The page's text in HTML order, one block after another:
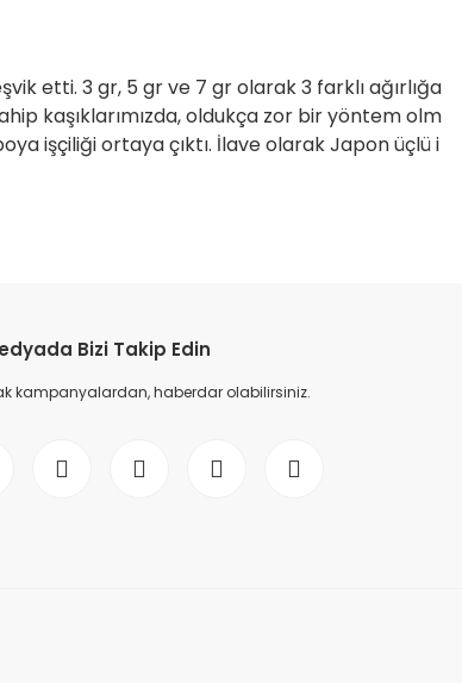
etti. 3 gr, 5 gr ve 7 gr olarak 3 farklı ağırlığa
kaşıklarımızda, oldukça zor bir yöntem olm
işçiliği ortaya çıktı. İlave olarak Japon üçlü i
Bizi Takip Edin
kampanyalardan, haberdar olabilirsiniz.